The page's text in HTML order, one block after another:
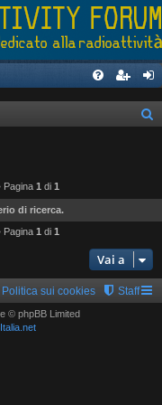
Pagina 1 di 1
di ricerca.
Pagina 1 di 1
Vai a
Staff
Politica sui cookies
© phpBB Limited